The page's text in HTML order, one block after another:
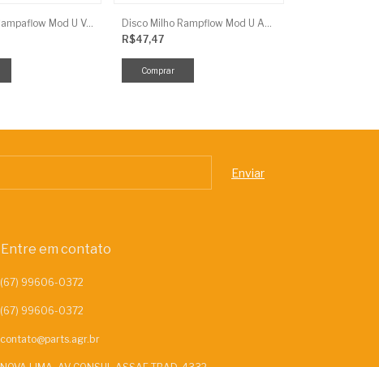
Disco Milho Rampaflow Mod U Verm 14,5X10Mm J.Assy
Disco Milho Rampflow Mod U Amarelo - 10Mm J.Assy
R$47,47
Entre em contato
contato@parts.agr.br